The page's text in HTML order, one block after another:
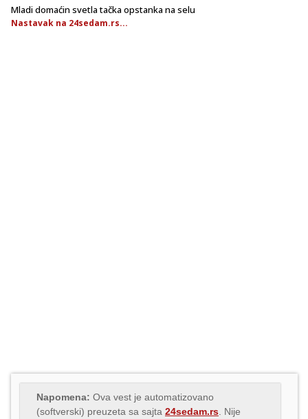
Mladi domaćin svetla tačka opstanka na selu
Nastavak na 24sedam.rs...
Napomena: Ova vest je automatizovano
(softverski) preuzeta sa sajta 24sedam.rs . Nije